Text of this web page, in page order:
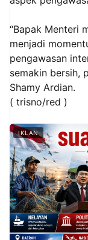
“Bapak Menteri
menjadi
pengawasan
semakin bersih,
Shamy Ardian.
( trisno/red )
IKLAN